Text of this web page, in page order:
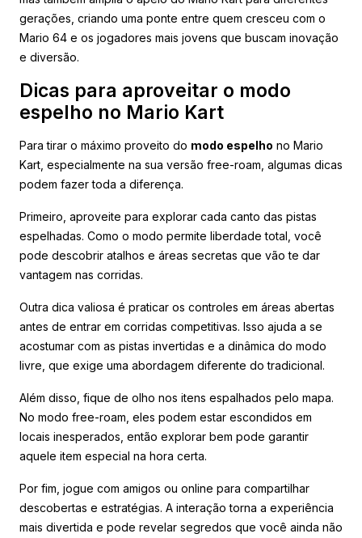
gerações, criando uma ponte entre quem cresceu com o
Mario 64 e os jogadores mais jovens que buscam inovação
e diversão.
Dicas para aproveitar o modo
espelho no Mario Kart
Para tirar o máximo proveito do modo espelho no Mario
Kart, especialmente na sua versão free-roam, algumas dicas
podem fazer toda a diferença.
Primeiro, aproveite para explorar cada canto das pistas
espelhadas. Como o modo permite liberdade total, você
pode descobrir atalhos e áreas secretas que vão te dar
vantagem nas corridas.
Outra dica valiosa é praticar os controles em áreas abertas
antes de entrar em corridas competitivas. Isso ajuda a se
acostumar com as pistas invertidas e a dinâmica do modo
livre, que exige uma abordagem diferente do tradicional.
Além disso, fique de olho nos itens espalhados pelo mapa.
No modo free-roam, eles podem estar escondidos em
locais inesperados, então explorar bem pode garantir
aquele item especial na hora certa.
Por fim, jogue com amigos ou online para compartilhar
descobertas e estratégias. A interação torna a experiência
mais divertida e pode revelar segredos que você ainda não